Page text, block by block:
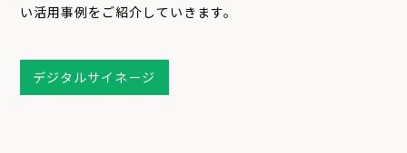
い活用事例をご紹介していきます。
デジタルサイネージ